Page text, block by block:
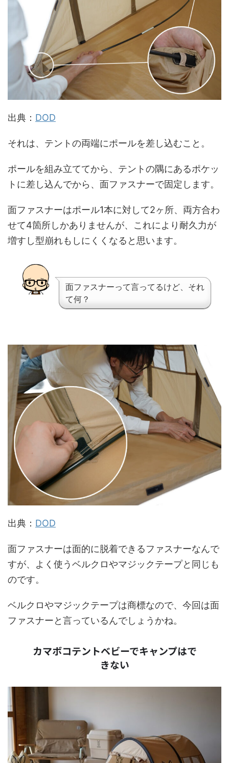
出典： DOD
それは、テントの両端にポールを差し込むこと。
ポールを組み立ててから、テントの隅にあるポケッ
トに差し込んでから、面ファスナーで固定します。
面ファスナーはポール1本に対して2ヶ所、両方合わ
せて4箇所しかありませんが、これにより耐久力が
増すし型崩れもしにくくなると思います。
面ファスナーって言ってるけど、それ
て何？
出典： DOD
面ファスナーは面的に脱着できるファスナーなんで
すが、よく使うベルクロやマジックテープと同じも
のです。
ベルクロやマジックテープは商標なので、今回は面
ファスナーと言っているんでしょうかね。
カマボコテントベビーでキャンプはで
きない